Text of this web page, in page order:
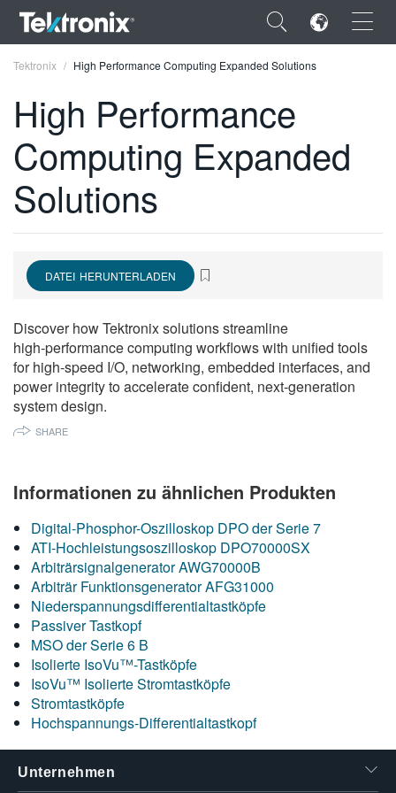
×
ENGLISH
FRANÇAIS
VIỆT NAM
日本語
한국어
繁體中文
Tektronix High Performance Computing Expanded Solutions
High Performance
Computing Expanded
Solutions
DATEI HERUNTERLADEN
Discover how Tektronix solutions streamline
high‑performance computing workflows with unified tools
for high‑speed I/O, networking, embedded interfaces, and
power integrity to accelerate confident, next‑generation
system design.
SHARE
Informationen zu ähnlichen Produkten
Digital-Phosphor-Oszilloskop DPO der Serie 7
ATI-Hochleistungsoszilloskop DPO70000SX
Arbiträrsignalgenerator AWG70000B
Arbiträr Funktionsgenerator AFG31000
Niederspannungsdifferentialtastköpfe
Passiver Tastkopf
MSO der Serie 6 B
Isolierte IsoVu™-Tastköpfe
IsoVu™ Isolierte Stromtastköpfe
Stromtastköpfe
Hochspannungs-Differentialtastkopf
Unternehmen